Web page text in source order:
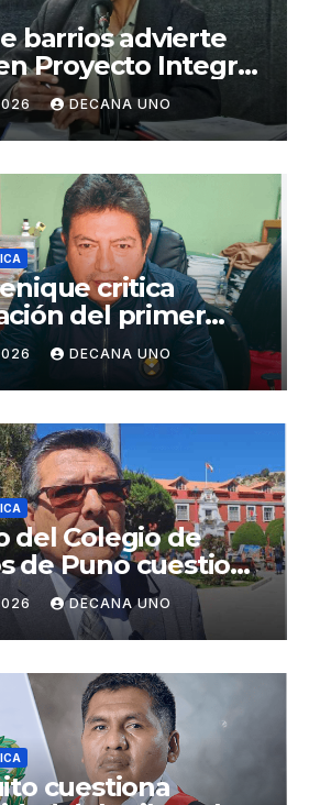
barrios advierte
Proyecto Integral
Alcantarillado para
DECANA UNO
critica
del primer
de Keiko
DECANA UNO
del Colegio de
de Puno cuestiona
sobre seguridad
DECANA UNO
cuestiona